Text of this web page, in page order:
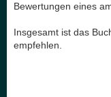
Bewertungen eines
Insgesamt ist das
empfehlen.